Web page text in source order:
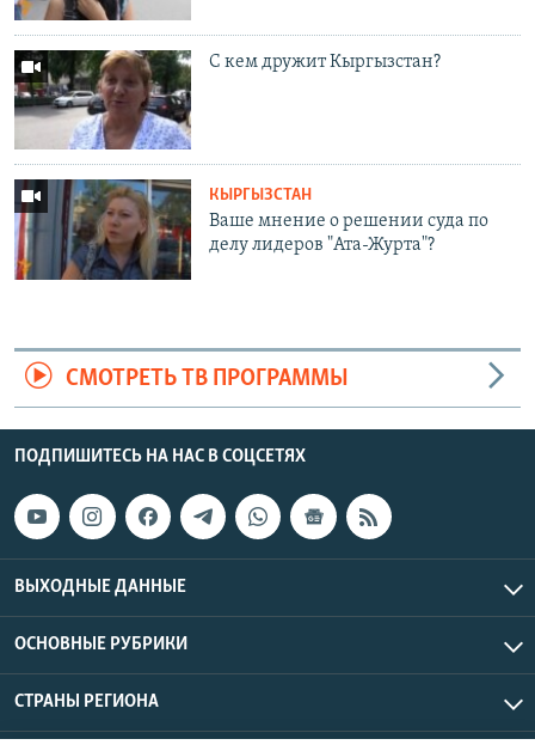
С кем дружит Кыргызстан?
КЫРГЫЗСТАН
Ваше мнение о решении суда по
делу лидеров "Ата-Журта"?
СМОТРЕТЬ ТВ ПРОГРАММЫ
ПОДПИШИТЕСЬ НА НАС В СОЦСЕТЯХ
ВЫХОДНЫЕ ДАННЫЕ
ОСНОВНЫЕ РУБРИКИ
СТРАНЫ РЕГИОНА